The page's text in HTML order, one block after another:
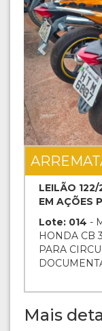
LEILÃO
EM AÇÕES
Lote: 014 -
HONDA CB
PARA
Mais